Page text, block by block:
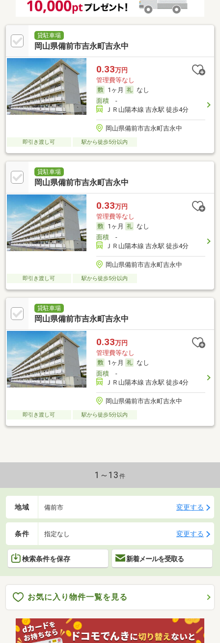
貸駐車場
岡山県備前市吉永町吉永中
0.33万円
管理費等なし
1ヶ月
なし
面積-
ＪＲ山陽本線 吉永駅 徒歩4分
岡山県備前市吉永町吉永中
即引き渡し可 駅から徒歩5分以内
貸駐車場
岡山県備前市吉永町吉永中
0.33万円
管理費等なし
1ヶ月
なし
面積-
ＪＲ山陽本線 吉永駅 徒歩4分
岡山県備前市吉永町吉永中
即引き渡し可 駅から徒歩5分以内
貸駐車場
岡山県備前市吉永町吉永中
0.33万円
管理費等なし
1ヶ月
なし
面積-
ＪＲ山陽本線 吉永駅 徒歩4分
岡山県備前市吉永町吉永中
即引き渡し可 駅から徒歩5分以内
1～13 件
地域 備前市 変更する
条件 指定なし 変更する
検索条件を保存 新着メールを受取る
お気に入り物件一覧を見る